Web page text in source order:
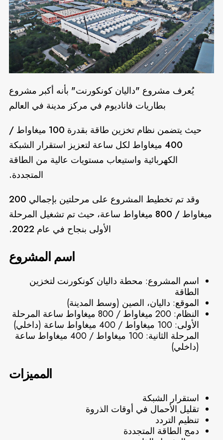
يُعرف مشروع "داليان كونكورنت" بأنه أكبر مشروع
بطاريات فاناديوم في مركز مدينة في العالم
حيث يتضمن نظام تخزين طاقة بقدرة 100 ميغاواط /
400 ميغاواط لكل ساعة لتعزيز استقرار الشبكة
الكهربائية واستيعاب مستويات عالية من الطاقة
المتجددة.
وقد تم تخطيط المشروع على مرحلتين بإجمالي 200
ميغاواط / 800 ميغاواط ساعة، حيث تم تشغيل المرحلة
الأولى بنجاح في عام 2022.
اسم المشروع
اسم المشروع: محطة داليان كونكورنت لتخزين
الطاقة
الموقع: داليان، الصين (وسط المدينة)
النظام: 200 ميغاواط / 800 ميغاواط ساعة المرحلة
الأولى: 100 ميغاواط / 400 ميغاواط ساعة (داخلي)
المرحلة الثانية: 100 ميغاواط / 400 ميغاواط ساعة
(داخلي)
المميزات
استقرار الشبكة
تقليل الأحمال في أوقات الذروة
تنظيم التردد
دمج الطاقة المتجددة